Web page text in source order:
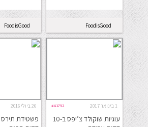
FoodisGood
FoodisGood
1 בינואר 2017 #41752
עוגיות שוקולד צ’יפס ב-10
26 ביולי 2016